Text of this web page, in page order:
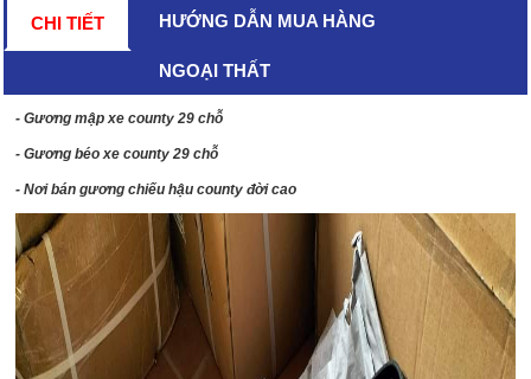
CHI TIẾT HƯỚNG DẪN MUA HÀNG
NGOẠI THẤT
- Gương mập xe county 29 chỗ
- Gương béo xe county 29 chỗ
- Nơi bán gương chiếu hậu county đời cao